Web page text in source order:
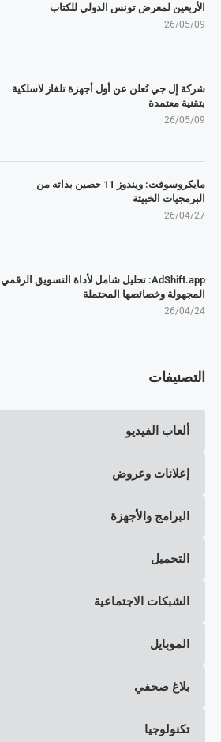
الأربعين لمعرض تونس الدولي للكتاب
26/05/09
شركة إل جي تُعلن عن أول أجهزة تلفاز لاسلكية
بتقنية معتمدة
26/05/09
مايكروسوفت: ويندوز 11 حصين بذاته من
البرمجيات الخبيثة
26/04/27
AdShift.app: تحليل شامل لأداة التسويق الرقمي
المجهولة وخصائصها المحتملة
26/04/24
التصنيفات
ألعاب الفيديو
إعلانات وعروض
البرامج والأجهزة
التحميل
الشبكات الاجتماعية
الموبايل
بلاغ صحفي
تكنولوجيا